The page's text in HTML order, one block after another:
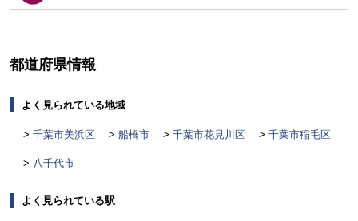
く
都道府県情報
よく見られている地域
千葉市美浜区 船橋市 千葉市花見川区 千葉市稲毛区
八千代市
よく見られている駅